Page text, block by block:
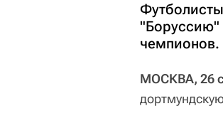
"Боруссию"
чемпионов.
МОСКВА, 26